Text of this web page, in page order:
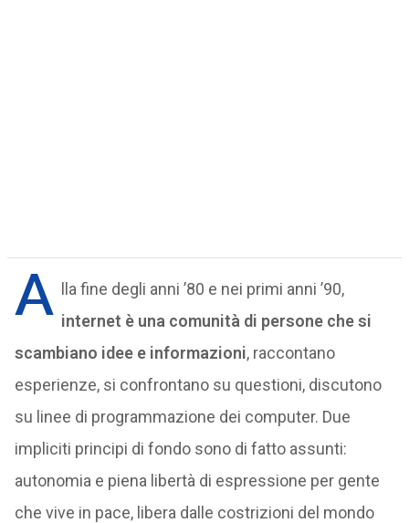
A
lla fine degli anni ’80 e nei primi anni ’90,
internet è una comunità di persone che si
scambiano idee e informazioni, raccontano
esperienze, si confrontano su questioni, discutono
su linee di programmazione dei computer. Due
impliciti principi di fondo sono di fatto assunti:
autonomia e piena libertà di espressione per gente
che vive in pace, libera dalle costrizioni del mondo